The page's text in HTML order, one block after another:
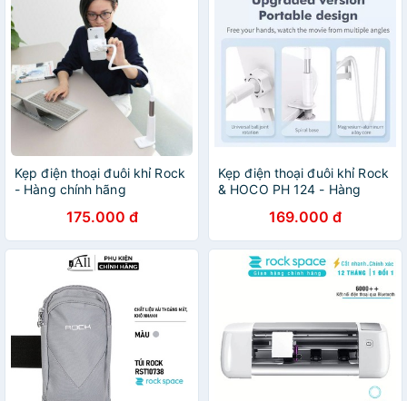
Kẹp điện thoại đuôi khỉ Rock
- Hàng chính hãng
175.000 đ
Kẹp điện thoại đuôi khỉ Rock
& HOCO PH 124 - Hàng
169.000 đ